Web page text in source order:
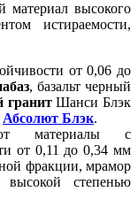
материал высокого
истираемости,
от 0,06 до
, базальт черный
гранитШанси Блэк
Абсолют Блэк.
материалы с
от 0,11 до 0,34 мм
фракции, мрамор
степенью